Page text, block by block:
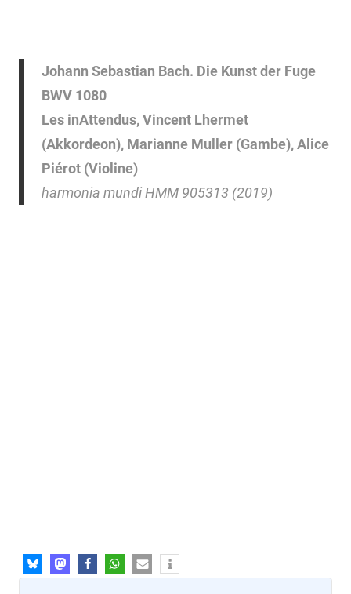
Johann Sebastian Bach. Die Kunst der Fuge
BWV 1080
Les inAttendus, Vincent Lhermet
(Akkordeon), Marianne Muller (Gambe), Alice
Piérot (Violine)
harmonia mundi HMM 905313 (2019)